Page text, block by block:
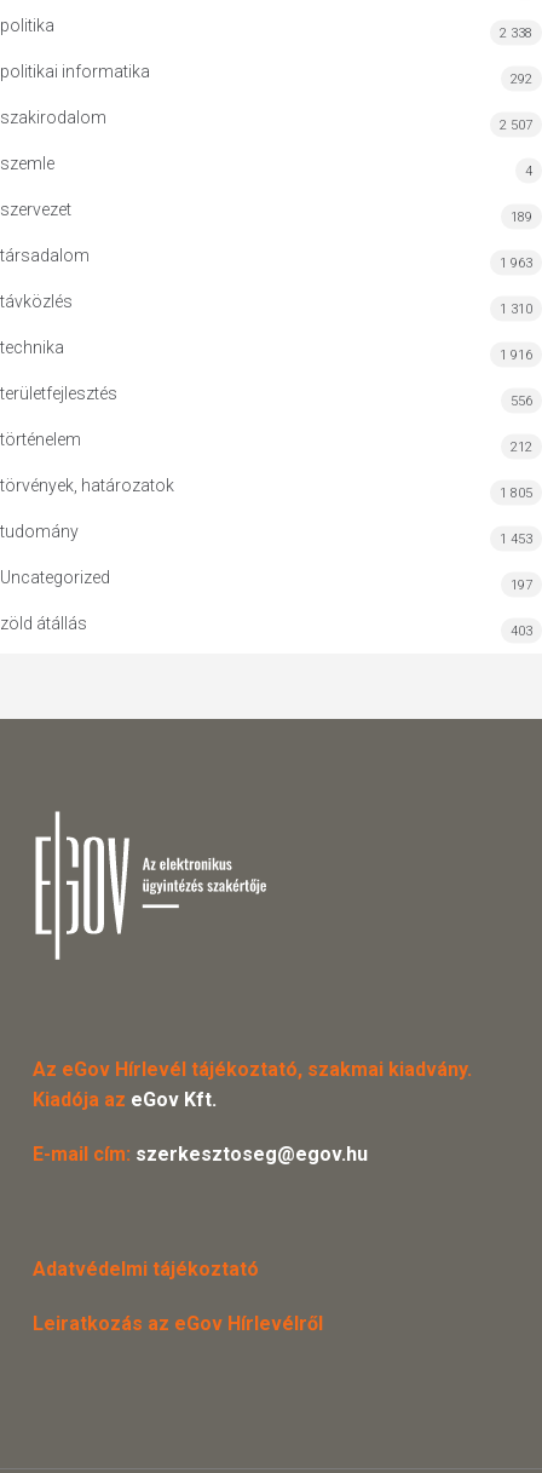
politika 2 338
politikai informatika 292
szakirodalom 2 507
szemle 4
szervezet 189
társadalom 1 963
távközlés 1 310
technika 1 916
területfejlesztés 556
történelem 212
törvények, határozatok 1 805
tudomány 1 453
Uncategorized 197
zöld átállás 403
Az eGov Hírlevél tájékoztató, szakmai kiadvány.
Kiadója az eGov Kft.
E-mail cím: szerkesztoseg@egov.hu
Adatvédelmi tájékoztató
Leiratkozás az eGov Hírlevélről